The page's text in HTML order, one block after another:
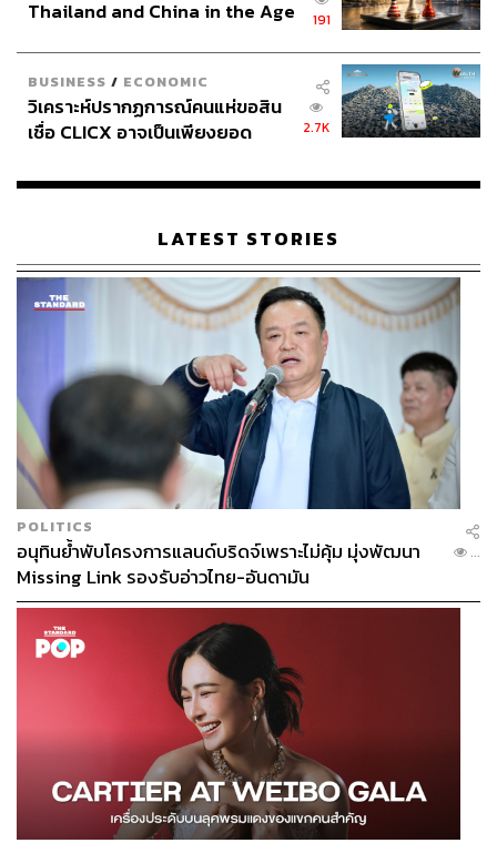
Thailand and China in the Age
191
BUSINESS / ECONOMIC
วิเคราะห์ปรากฏการณ์คนแห่ขอสิน
เชื่อ CLICX อาจเป็นเพียงยอด
เรือนไทยที่ถูกซุกไว้
2.7K
LATEST STORIES
POLITICS
อนุทินย้ำพับโครงการแลนด์บริดจ์เพราะไม่คุ้ม มุ่งพัฒนา
Missing Link รองรับอ่าวไทย-อันดามัน
...